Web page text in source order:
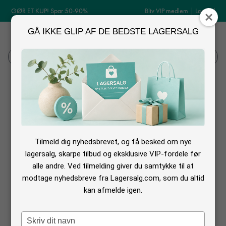
GØR ET KUP! Spar 50-90% Bliv VIP medlem | Log ind
Log ind MENU
Søg
GÅ IKKE GLIP AF DE BEDSTE LAGERSALG
Tilmeld dig nyhedsbrevet, og få besked om nye
lagersalg, skarpe tilbud og eksklusive VIP-fordele før
alle andre. Ved tilmelding giver du samtykke til at
modtage nyhedsbreve fra Lagersalg.com, som du altid
kan afmelde igen.
Type